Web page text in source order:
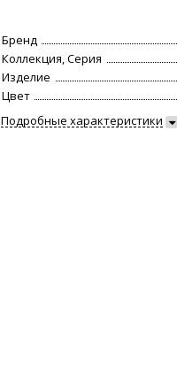
Бренд
Коллекция, Серия
Изделие
Цвет
Подробные характеристики